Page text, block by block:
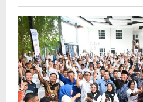
52
Tim
dan